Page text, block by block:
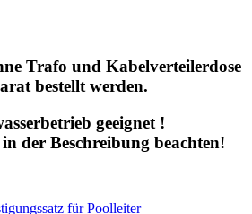
Trafo und Kabelverteilerdose
bestellt werden.
geeignet !
der Beschreibung beachten!